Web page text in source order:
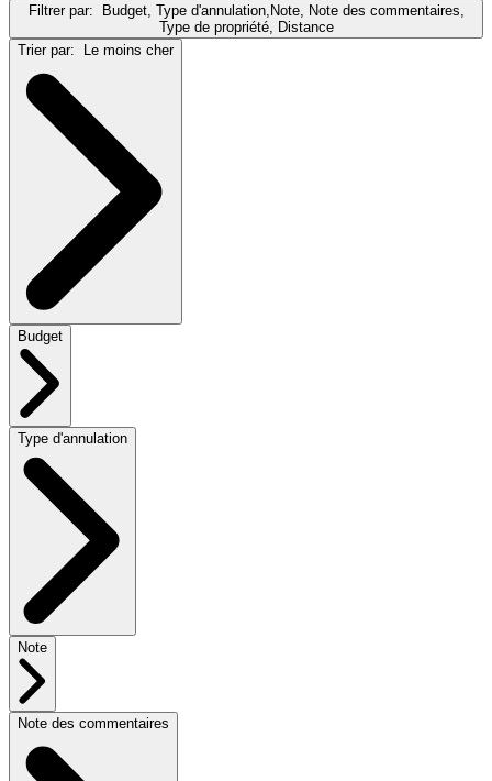
Filtrer par: Budget, Type d'annulation,Note, Note des commentaires,
Type de propriété, Distance
Trier par: Le moins cher
Budget
Type d'annulation
Note
Note des commentaires